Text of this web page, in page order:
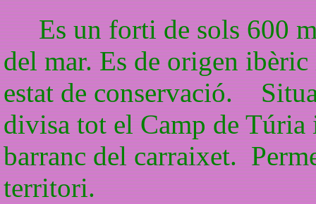
Es un forti de sols 600
del mar. Es de origen
estat de conservació.
divisa tot el Camp de Túria
barranc del carraixet.
territori.